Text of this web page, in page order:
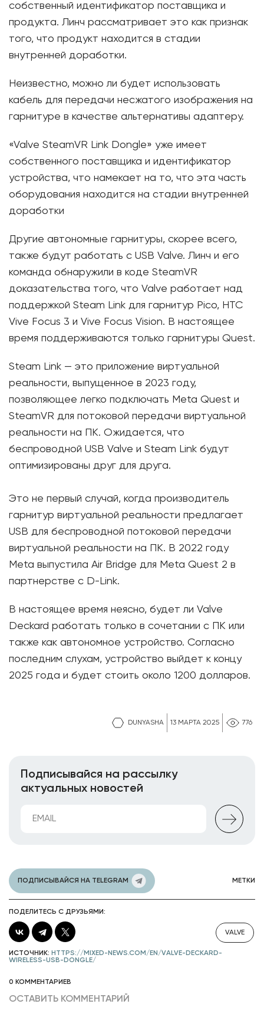
DUNYASHA 13 МАРТА 2025 776
собственный идентификатор поставщика и
продукта. Линч рассматривает это как признак
того, что продукт находится в стадии
внутренней доработки.
Неизвестно, можно ли будет использовать
кабель для передачи несжатого изображения на
гарнитуре в качестве альтернативы адаптеру.
«Valve SteamVR Link Dongle» уже имеет
собственного поставщика и идентификатор
устройства, что намекает на то, что эта часть
оборудования находится на стадии внутренней
доработки
Другие автономные гарнитуры, скорее всего,
также будут работать с USB Valve. Линч и его
команда обнаружили в коде SteamVR
доказательства того, что Valve работает над
поддержкой Steam Link для гарнитур Pico, HTC
Vive Focus 3 и Vive Focus Vision. В настоящее
время поддерживаются только гарнитуры Quest.
Steam Link — это приложение виртуальной
реальности, выпущенное в 2023 году,
позволяющее легко подключать Meta Quest и
SteamVR для потоковой передачи виртуальной
реальности на ПК. Ожидается, что
беспроводной USB Valve и Steam Link будут
оптимизированы друг для друга.
Это не первый случай, когда производитель
гарнитур виртуальной реальности предлагает
USB для беспроводной потоковой передачи
виртуальной реальности на ПК. В 2022 году
Meta выпустила Air Bridge для Meta Quest 2 в
партнерстве с D-Link.
В настоящее время неясно, будет ли Valve
Deckard работать только в сочетании с ПК или
также как автономное устройство. Согласно
последним слухам, устройство выйдет к концу
2025 года и будет стоить около 1200 долларов.
Подписывайся на рассылку
актуальных новостей
ПОДПИСЫВАЙСЯ НА TELEGRAM МЕТКИ
ПОДЕЛИТЕСЬ С ДРУЗЬЯМИ:
VALVE
ИСТОЧНИК: HTTPS://MIXED-NEWS.COM/EN/VALVE-DECKARD-
WIRELESS-USB-DONGLE/
0 КОММЕНТАРИЕВ
ОСТАВИТЬ КОММЕНТАРИЙ